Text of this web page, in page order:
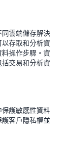
雲端儲存解決
存取和分析資
操作步驟。資
交易和分析資
護敏感性資料
客戶隱私權並